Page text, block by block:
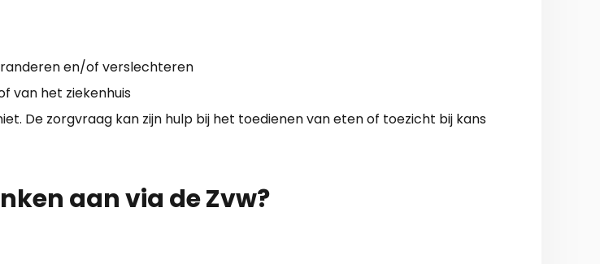
en/of verslechteren
van het ziekenhuis
De zorgvraag kan zijn hulp bij het toedienen van eten of toezicht bij kans
aan via de Zvw?